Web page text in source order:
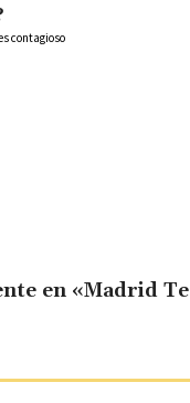
contagioso
en «Madrid Te